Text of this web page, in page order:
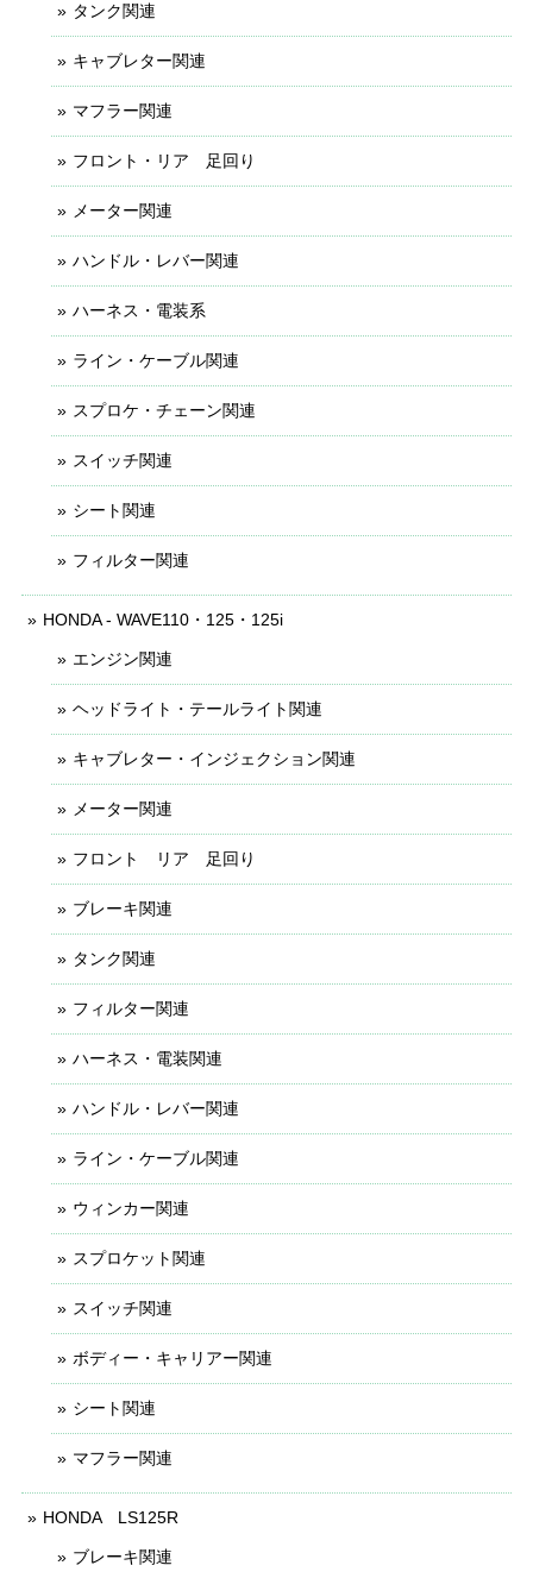
タンク関連
キャブレター関連
マフラー関連
フロント・リア 足回り
メーター関連
ハンドル・レバー関連
ハーネス・電装系
ライン・ケーブル関連
スプロケ・チェーン関連
スイッチ関連
シート関連
フィルター関連
HONDA - WAVE110・125・125i
エンジン関連
ヘッドライト・テールライト関連
キャブレター・インジェクション関連
メーター関連
フロント リア 足回り
ブレーキ関連
タンク関連
フィルター関連
ハーネス・電装関連
ハンドル・レバー関連
ライン・ケーブル関連
ウィンカー関連
スプロケット関連
スイッチ関連
ボディー・キャリアー関連
シート関連
マフラー関連
HONDA LS125R
ブレーキ関連